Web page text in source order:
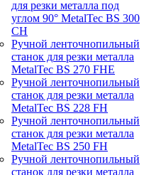
для резки металла под
углом 90° MetalTec BS 300
CH
Ручной ленточнопильный
станок для резки металла
MetalTec BS 270 FHE
Ручной ленточнопильный
станок для резки металла
MetalTec BS 228 FH
Ручной ленточнопильный
станок для резки металла
MetalTec BS 250 FH
Ручной ленточнопильный
станок для резки металла